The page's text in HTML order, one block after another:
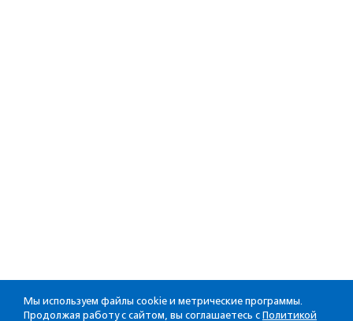
Мы используем файлы cookie и метрические программы.
Продолжая работу с сайтом, вы соглашаетесь с Политикой